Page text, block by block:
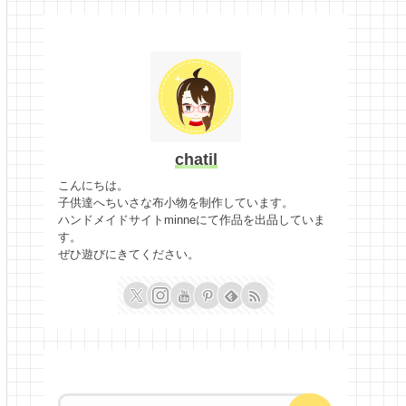
chatil
こんにちは。
子供達へちいさな布小物を制作しています。
ハンドメイドサイトminneにて作品を出品していま
す。
ぜひ遊びにきてください。